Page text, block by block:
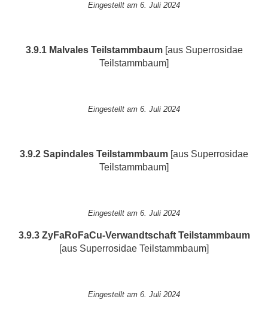
Eingestellt am 6. Juli 2024
3.9.1 Malvales Teilstammbaum[aus Superrosidae
Teilstammbaum]
Eingestellt am 6. Juli 2024
3.9.2 Sapindales Teilstammbaum [aus Superrosidae
Teilstammbaum]
Eingestellt am 6. Juli 2024
3.9.3 ZyFaRoFaCu-Verwandtschaft Teilstammbaum
[aus Superrosidae Teilstammbaum]
Eingestellt am 6. Juli 2024